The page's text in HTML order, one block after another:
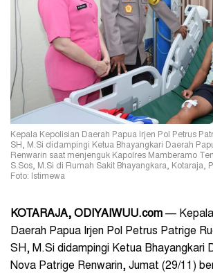
Kepala Kepolisian Daerah Papua Irjen Pol Petrus
SH, M.Si didampingi Ketua Bhayangkari Daerah
Renwarin saat menjenguk Kapolres Mamberamo
S.Sos, M.Si di Rumah Sakit Bhayangkara, Kotaraja,
Foto: Istimewa
KOTARAJA, ODIYAIWUU.com —
Daerah Papua Irjen Pol Petrus Patrige
SH, M.Si didampingi Ketua Bhayangkari
Nova Patrige Renwarin, Jumat (29/11)